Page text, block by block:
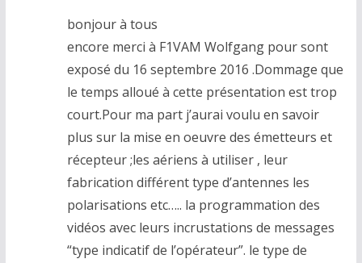
bonjour à tous
encore merci à F1VAM Wolfgang pour sont
exposé du 16 septembre 2016 .Dommage que
le temps alloué à cette présentation est trop
court.Pour ma part j’aurai voulu en savoir
plus sur la mise en oeuvre des émetteurs et
récepteur ;les aériens à utiliser , leur
fabrication différent type d’antennes les
polarisations etc….. la programmation des
vidéos avec leurs incrustations de messages
“type indicatif de l’opérateur”. le type de